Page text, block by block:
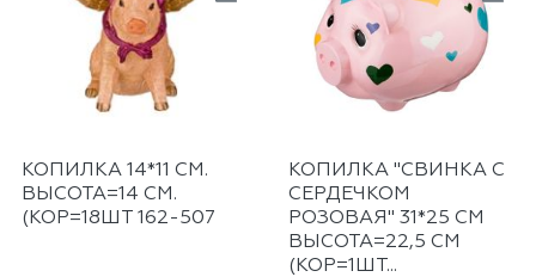
КОПИЛКА 14*11 СМ.
ВЫСОТА=14 СМ.
(КОР=18ШТ 162-507
КОПИЛКА "СВИНКА С
СЕРДЕЧКОМ
РОЗОВАЯ" 31*25 СМ
ВЫСОТА=22,5 СМ
(КОР=1ШТ...